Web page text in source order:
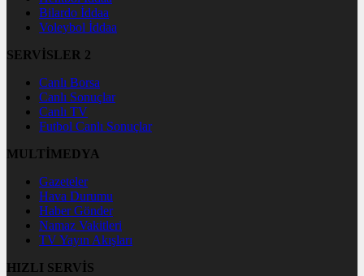
Bilardo İddaa
Voleybol İddaa
SERVİSLER 2
Canlı Borsa
Canlı Sonuçlar
Canlı TV
Futbol Canlı Sonuçlar
MULTİMEDYA
Gazeteler
Hava Durumu
Haber Gönder
Namaz Vakitleri
TV Yayın Akışları
HIZLI SERVİS